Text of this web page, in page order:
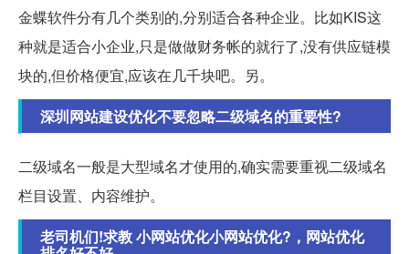
金蝶软件分有几个类别的,分别适合各种企业。比如KIS这
种就是适合小企业,只是做做财务帐的就行了,没有供应链模
块的,但价格便宜,应该在几千块吧。另。
深圳网站建设优化不要忽略二级域名的重要性?
二级域名一般是大型域名才使用的,确实需要重视二级域名
栏目设置、内容维护。
老司机们!求教 小网站优化小网站优化?，网站优化